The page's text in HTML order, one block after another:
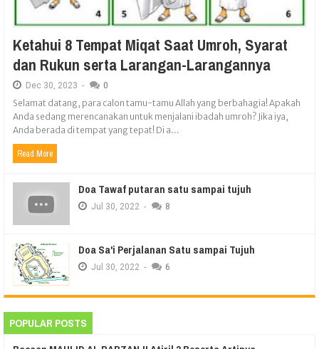
Ketahui 8 Tempat Miqat Saat Umroh, Syarat
dan Rukun serta Larangan-Larangannya
Dec 30, 2023 - 0
Selamat datang, para calon tamu-tamu Allah yang berbahagia! Apakah
Anda sedang merencanakan untuk menjalani ibadah umroh? Jika iya,
Anda berada di tempat yang tepat! Di a...
Read More
Doa Tawaf putaran satu sampai tujuh
Jul 30, 2022 - 8
Doa Sa'i Perjalanan Satu sampai Tujuh
Jul 30, 2022 - 6
POPULAR POSTS